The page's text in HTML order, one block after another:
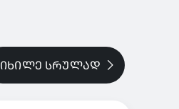
ᲘᲮᲘᲚᲔ ᲡᲠᲣᲚᲐᲓ